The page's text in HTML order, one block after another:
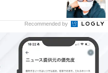
集部が実施したアンケー
が寄せられています。
景色を眺めながら露天
Recommended by